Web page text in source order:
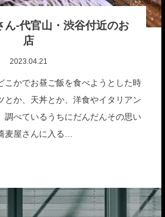
ん-代官山・渋谷付近のお
店
2023.04.21
こかでお昼ご飯を食べようとした時
とか、天丼とか、洋食やイタリアン
調べているうちにだんだんその思い
麦屋さんに入る…